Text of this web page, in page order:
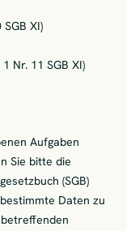
XI)
Nr. 11 SGB XI)
Aufgaben
Sie bitte die
(SGB)
Daten zu